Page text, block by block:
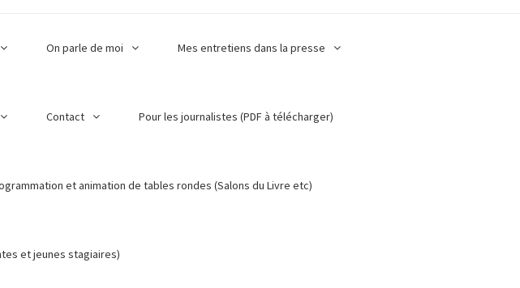
On parle de moi Mes entretiens dans la presse
Contact Pour les journalistes (PDF à télécharger)
et animation de tables rondes (Salons du Livre etc)
et jeunes stagiaires)